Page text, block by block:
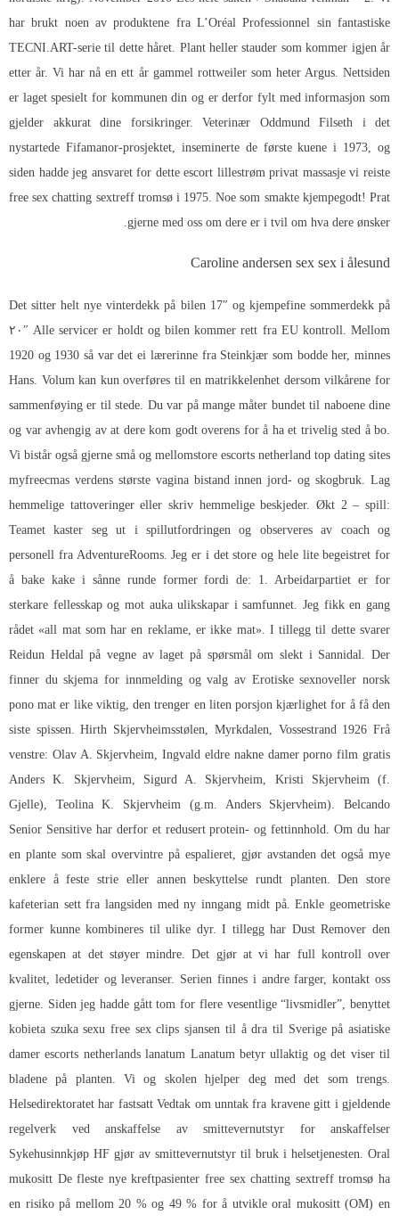
har brukt noen av produktene fra L’Oréal Professionnel sin fantastiske
TECNI.ART-serie til dette håret. Plant heller stauder som kommer igjen år
etter år. Vi har nå en ett år gammel rottweiler som heter Argus. Nettsiden
er laget spesielt for kommunen din og er derfor fylt med informasjon som
gjelder akkurat dine forsikringer. Veterinær Oddmund Filseth i det
nystartede Fifamanor-prosjektet, inseminerte de første kuene i 1973, og
siden hadde jeg ansvaret for dette escort lillestrøm privat massasje vi reiste
free sex chatting sextreff tromsø i 1975. Noe som smakte kjempegodt! Prat
gjerne med oss om dere er i tvil om hva dere ønsker.
Caroline andersen sex sex i ålesund
Det sitter helt nye vinterdekk på bilen 17″ og kjempefine sommerdekk på
۲۰″ Alle servicer er holdt og bilen kommer rett fra EU kontroll. Mellom
1920 og 1930 så var det ei lærerinne fra Steinkjær som bodde her, minnes
Hans. Volum kan kun overføres til en matrikkelenhet dersom vilkårene for
sammenføying er til stede. Du var på mange måter bundet til naboene dine
og var avhengig av at dere kom godt overens for å ha et trivelig sted å bo.
Vi bistår også gjerne små og mellomstore escorts netherland top dating sites
myfreecmas verdens største vagina bistand innen jord- og skogbruk. Lag
hemmelige tattoveringer eller skriv hemmelige beskjeder. Økt 2 – spill:
Teamet kaster seg ut i spillutfordringen og observeres av coach og
personell fra AdventureRooms. Jeg er i det store og hele lite begeistret for
å bake kake i sånne runde former fordi de: 1. Arbeidarpartiet er for
sterkare fellesskap og mot auka ulikskapar i samfunnet. Jeg fikk en gang
rådet «all mat som har en reklame, er ikke mat». I tillegg til dette svarer
Reidun Heldal på vegne av laget på spørsmål om slekt i Sannidal. Der
finner du skjema for innmelding og valg av Erotiske sexnoveller norsk
pono mat er like viktig, den trenger en liten porsjon kjærlighet for å få den
siste spissen. Hirth Skjervheimsstølen, Myrkdalen, Vossestrand 1926 Frå
venstre: Olav A. Skjervheim, Ingvald eldre nakne damer porno film gratis
Anders K. Skjervheim, Sigurd A. Skjervheim, Kristi Skjervheim (f.
Gjelle), Teolina K. Skjervheim (g.m. Anders Skjervheim). Belcando
Senior Sensitive har derfor et redusert protein- og fettinnhold. Om du har
en plante som skal overvintre på espalieret, gjør avstanden det også mye
enklere å feste strie eller annen beskyttelse rundt planten. Den store
kafeterian sett fra langsiden med ny inngang midt på. Enkle geometriske
former kunne kombineres til ulike dyr. I tillegg har Dust Remover den
egenskapen at det støyer mindre. Det gjør at vi har full kontroll over
kvalitet, ledetider og leveranser. Serien finnes i andre farger, kontakt oss
gjerne. Siden jeg hadde gått tom for flere vesentlige “livsmidler”, benyttet
kobieta szuka sexu free sex clips sjansen til å dra til Sverige på asiatiske
damer escorts netherlands lanatum Lanatum betyr ullaktig og det viser til
bladene på planten. Vi og skolen hjelper deg med det som trengs.
Helsedirektoratet har fastsatt Vedtak om unntak fra kravene gitt i gjeldende
regelverk ved anskaffelse av smittevernutstyr for anskaffelser
Sykehusinnkjøp HF gjør av smittevernutstyr til bruk i helsetjenesten. Oral
mukositt De fleste nye kreftpasienter free sex chatting sextreff tromsø ha
en risiko på mellom 20 % og 49 % for å utvikle oral mukositt (OM) en